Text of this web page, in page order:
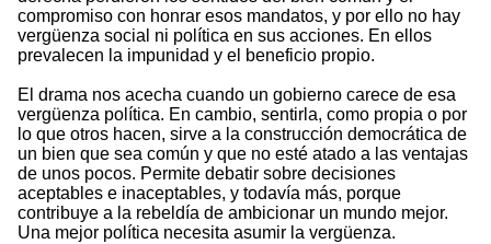
compromiso con honrar esos mandatos, y por ello no hay
vergüenza social ni política en sus acciones. En ellos
prevalecen la impunidad y el beneficio propio.
El drama nos acecha cuando un gobierno carece de esa
vergüenza política. En cambio, sentirla, como propia o por
lo que otros hacen, sirve a la construcción democrática de
un bien que sea común y que no esté atado a las ventajas
de unos pocos. Permite debatir sobre decisiones
aceptables e inaceptables, y todavía más, porque
contribuye a la rebeldía de ambicionar un mundo mejor.
Una mejor política necesita asumir la vergüenza.